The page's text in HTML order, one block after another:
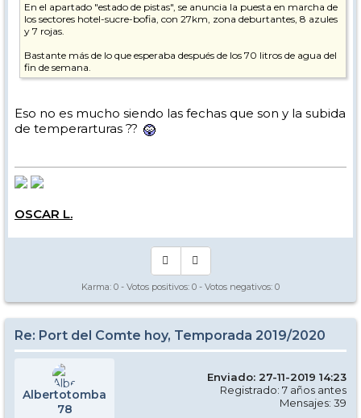
En el apartado "estado de pistas", se anuncia la puesta en marcha de
los sectores hotel-sucre-bofia, con 27km, zona deburtantes, 8 azules
y 7 rojas.
Bastante más de lo que esperaba después de los 70 litros de agua del
fin de semana.
Eso no es mucho siendo las fechas que son y la subida
de temperarturas ??
OSCAR L.
Karma: 0 - Votos positivos: 0 - Votos negativos: 0
Re: Port del Comte hoy, Temporada 2019/2020
Albertotomba
78
Enviado: 27-11-2019 14:23
Registrado: 7 años antes
Mensajes: 39